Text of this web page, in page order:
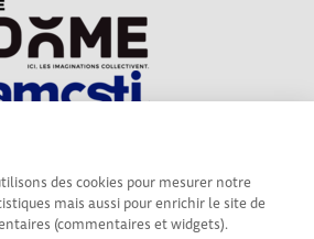
des cookies pour mesurer notre
mais aussi pour enrichir le site de
(commentaires et widgets).
science-société en Normandie.
membre du réseau Echosciences